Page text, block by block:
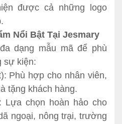
được cả những logo
Nổi Bật Tại Jesmary
dạng mẫu mã để phù
sự kiện:
Phù hợp cho nhân viên,
tặng khách hàng.
Lựa chọn hoàn hảo cho
ngoại, nông trại, trường